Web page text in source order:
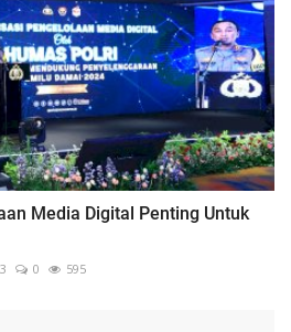
Media Digital Penting Untuk
0 595